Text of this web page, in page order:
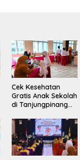
Cek Kesehatan
Gratis Anak Sekolah
di Tanjungpinang
Siswa